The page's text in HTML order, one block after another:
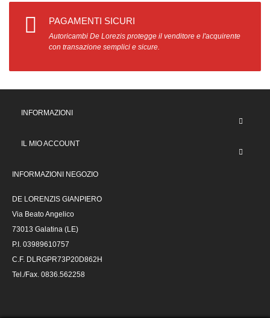
PAGAMENTI SICURI
Autoricambi De Lorezis protegge il venditore e l'acquirente
con transazione semplici e sicure.
INFORMAZIONI
IL MIO ACCOUNT
INFORMAZIONI NEGOZIO
DE LORENZIS GIANPIERO
Via Beato Angelico
73013 Galatina (LE)
P.I. 03989610757
C.F. DLRGPR73P20D862H
Tel./Fax. 0836.562258